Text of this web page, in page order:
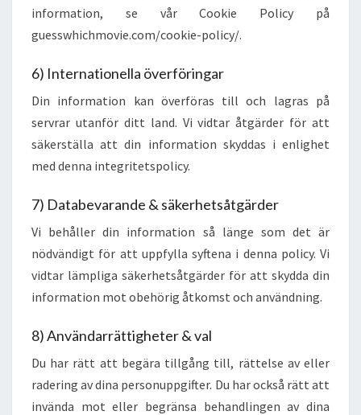
information, se vår Cookie Policy på
guesswhichmovie.com/cookie-policy/.
6) Internationella överföringar
Din information kan överföras till och lagras på
servrar utanför ditt land. Vi vidtar åtgärder för att
säkerställa att din information skyddas i enlighet
med denna integritetspolicy.
7) Databevarande & säkerhetsåtgärder
Vi behåller din information så länge som det är
nödvändigt för att uppfylla syftena i denna policy. Vi
vidtar lämpliga säkerhetsåtgärder för att skydda din
information mot obehörig åtkomst och användning.
8) Användarrättigheter & val
Du har rätt att begära tillgång till, rättelse av eller
radering av dina personuppgifter. Du har också rätt att
invända mot eller begränsa behandlingen av dina